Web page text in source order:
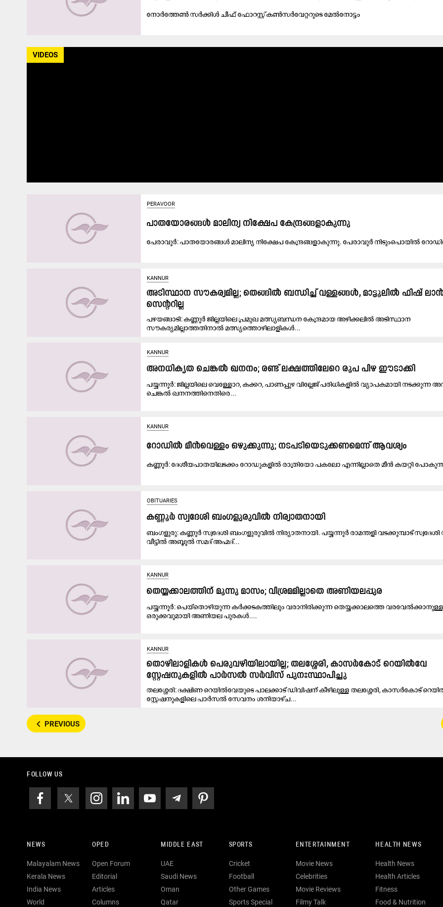
നോ​ർ​ത്തേ​ൺ സ​ർ​ക്കി​ൾ ചീ​ഫ് ഫോ​റ​സ്റ്റ് ക​ൺ​സ​ർ​വേ​റ്റ​റു​ടെ മേൽനോട്ടം
VIDEOS
PERAVOOR
പാ​ത​യോ​ര​ങ്ങ​ള്‍ മാ​ലി​ന്യ​ നി​ക്ഷേ​പ കേ​ന്ദ്ര​ങ്ങ​ളാ​കു​ന്നു
പേ​രാ​വൂ​ർ: പാ​ത​യോ​ര​ങ്ങ​ള്‍ മാ​ലി​ന്യ നി​ക്ഷേ​പ കേ​ന്ദ്ര​ങ്ങ​ളാ​കു​ന്നു. പേ​രാ​വൂ​ര്‍ നി​ടും​പൊ​യി​ൽ
KANNUR
അടിസ്ഥാന സൗകര്യമില്ല; തെങ്ങിൽ ബന്ധിച്ച് വള്ളങ്ങൾ, മാട്ടൂലിൽ ഫിഷ്
സെന്ററില്ല
പഴയങ്ങാടി: കണ്ണൂർ ജില്ലയിലെ പ്രമുഖ മത്സ്യബന്ധന കേന്ദ്രമായ അഴിക്കലിൽ അടിസ്ഥാന
സൗകര്യമില്ലാത്തതിനാൽ മത്സ്യത്തൊഴിലാളികൾ...
KANNUR
അ​ന​ധി​കൃ​ത ചെ​ങ്ക​ല്‍ ഖ​ന​നം; രണ്ട് ലക്ഷത്തിലേറെ രൂപ പിഴ ഈടാക്കി
പയ്യന്നൂർ: ജില്ലയിലെ വെള്ളോറ, കക്കറ, പാണപ്പുഴ വില്ലേജ് പരിധികളില്‍ വ്യാപകമായി നടക്കുന്ന
ചെങ്കല്‍ ഖനനത്തിനെതിരെ...
KANNUR
റോഡിൽ മീൻവെള്ളം ഒഴുക്കുന്നു; നടപടിയെടുക്കണമെന്ന് ആവശ്യം
ക​ണ്ണൂ​ർ: ദേ​ശീ​യ​പാ​ത​യി​ല​ട​ക്കം റോ​ഡു​ക​ളി​ൽ രാ​ത്രി​​യോ പ​ക​ലോ എ​ന്നി​ല്ലാ​തെ മീ​ൻ ക​യ​റ്റി
OBITUARIES
കണ്ണൂർ സ്വദേശി ബംഗളുരുവിൽ നിര്യാതനായി
ബംഗളുരു: കണ്ണൂർ സ്വദേശി ബംഗളുരുവിൽ നിര്യാതനായി. പയ്യന്നൂർ രാമന്തളി വടക്കുമ്പാട് സ്വദേശി
വീട്ടിൽ അബ്ദുൽ സമദ് അഹ്മദ്...
KANNUR
തെയ്യക്കാലത്തിന് മൂന്നു മാസം; വിശ്രമമില്ലാതെ അണിയലപ്പുര
പയ്യന്നൂർ: പെയ്തൊഴിയുന്ന കർക്കടകത്തിലും വരാനിരിക്കുന്ന തെയ്യക്കാലത്തെ വരവേൽക്കാനുള്ള
ഒരുക്കവുമായി അണിയല പുരകൾ....
KANNUR
തൊഴിലാളികൾ പെരുവഴിയിലായില്ല; തലശ്ശേരി, കാസർകോട് റെയിൽവേ
സ്റ്റേഷനുകളിൽ പാർസൽ സർവിസ് പുനഃസ്ഥാപിച്ചു
തലശ്ശേരി: ദക്ഷിണ റെയിൽവേയുടെ പാലക്കാട് ഡിവിഷന് കീഴിലുള്ള തലശ്ശേരി, കാസർകോട്
സ്റ്റേഷനുകളിലെ പാർസൽ സേവനം ശനിയാഴ്ച...
navigate_before PREVIOUS
FOLLOW US
NEWS
Malayalam News
Kerala News
India News
World
OPED
Open Forum
Editorial
Articles
Columns
MIDDLE EAST
UAE
Saudi News
Oman
Qatar
SPORTS
Cricket
Football
Other Games
Sports Special
ENTERTAINMENT
Movie News
Celebrities
Movie Reviews
Filmy Talk
HEALTH NEWS
Health News
Health Articles
Fitness
Food & Nutrition